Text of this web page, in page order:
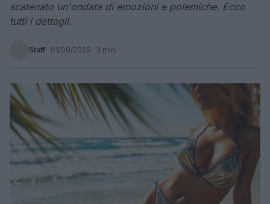
scatenato un'ondata di emozioni e polemiche. Ecco
tutti i dettagli.
Staff · 01/09/2025 · 3 min